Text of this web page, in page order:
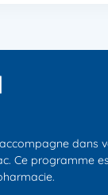
dans
Ce programme